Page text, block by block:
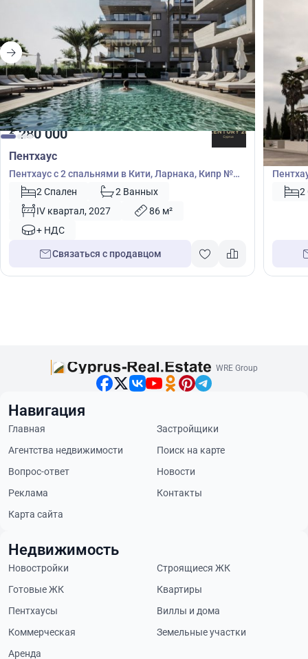
€280 000
Пентхаус
Пентхаус с 2 спальнями в Кити, Ларнака, Кипр №
534932 Спален
2 Ванных
IV квартал, 2027
86 м²
+ НДС
Связаться с продавцом
€285
509822
WRE Group
Навигация
Главная
Застройщики
Агентства недвижимости
Поиск на карте
Вопрос-ответ
Новости
Реклама
Контакты
Карта сайта
Недвижимость
Новостройки
Строящиеся ЖК
Готовые ЖК
Квартиры
Пентхаусы
Виллы и дома
Коммерческая
Земельные участки
Аренда